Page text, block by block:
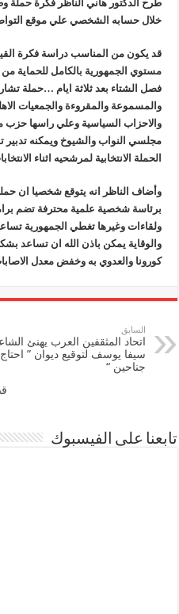
طرح الدكتور هاني الناظر فكرة حملة
خلال حسابه الشخصي علي موقع
قد يكون من المناسب دراسة فكرة
مستوي الجمهورية بالكامل للحماية
فصل الشتاء بعد ثلاثة ايام …حملة
والمسموعة والمقروءة والجمعيات
والاحزاب السياسية وعلي راسها حزب
مجلسي النواب والشيوخ ويمكنه تدبير
الحملة الانتخابية لمرشحيه اثناء
وأضاف الناظر انه يتوقع شخصيا ان
برئاسة شخصية علمية محترفة تضم
ولقاءات وغيرها تغطي الجمهورية
والوقاية يمكن باذن الله ان تساعد
كورونا والعدوي به وخفض معدل
السابق
اتحاد المثقفين العرب يهنئ
سيفا يوسف لتوقيع ديوان ” احتاج
جناحين “
تابعنا على الفيسبوك